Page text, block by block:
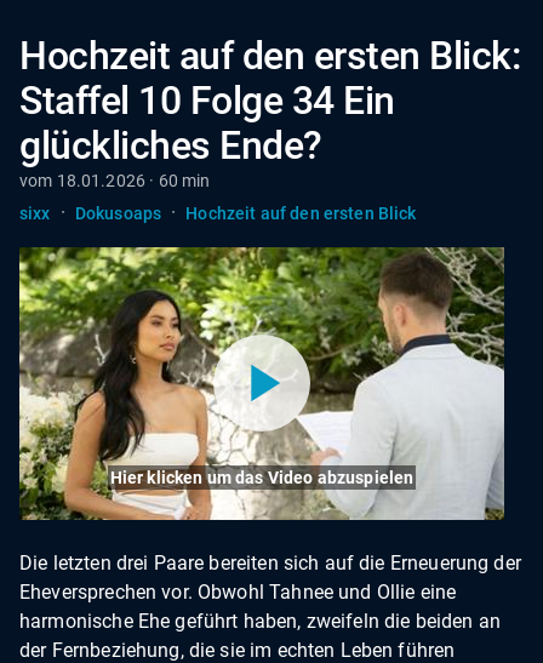
Hochzeit auf den ersten Blick:
Staffel 10 Folge 34 Ein
glückliches Ende?
vom 18.01.2026 · 60 min
sixx
· Dokusoaps · Hochzeit auf den ersten Blick
Hier klicken um das Video abzuspielen
Die letzten drei Paare bereiten sich auf die Erneuerung der
Eheversprechen vor. Obwohl Tahnee und Ollie eine
harmonische Ehe geführt haben, zweifeln die beiden an
der Fernbeziehung, die sie im echten Leben führen